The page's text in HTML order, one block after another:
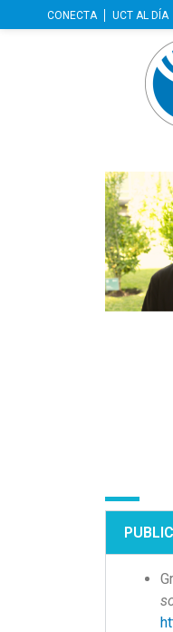
CONECTA UCT AL DÍA